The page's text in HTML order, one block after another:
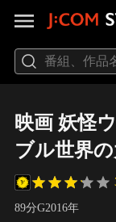
映画 妖怪
ブル世界
89分G2016年